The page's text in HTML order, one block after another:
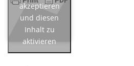
akzeptieren
und diesen
Inhalt zu
aktivieren